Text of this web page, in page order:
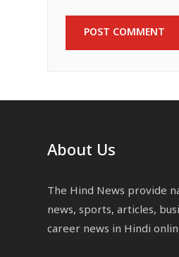
About Us
The Hind News provide
news, sports, articles,
career news in Hindi